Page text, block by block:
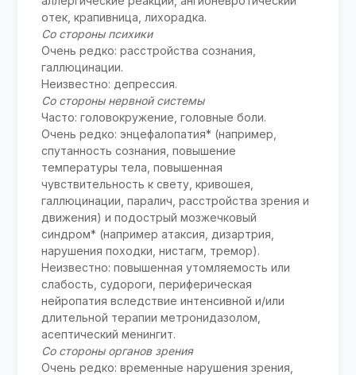
отек, крапивница, лихорадка.
Со стороны психики
Очень редко: расстройства сознания,
галлюцинации.
Неизвестно: депрессия.
Со стороны нервной системы
Часто: головокружение, головные боли.
Очень редко: энцефалопатия* (например,
спутанность сознания, повышение
температуры тела, повышенная
чувствительность к свету, кривошея,
галлюцинации, паралич, расстройства зрения и
движения) и подострый мозжечковый
синдром* (например атаксия, дизартрия,
нарушения походки, нистагм, тремор).
Неизвестно: повышенная утомляемость или
слабость, судороги, периферическая
нейропатия вследствие интенсивной и/или
длительной терапии метронидазолом,
асептический менингит.
Со стороны органов зрения
Очень редко: временные нарушения зрения,